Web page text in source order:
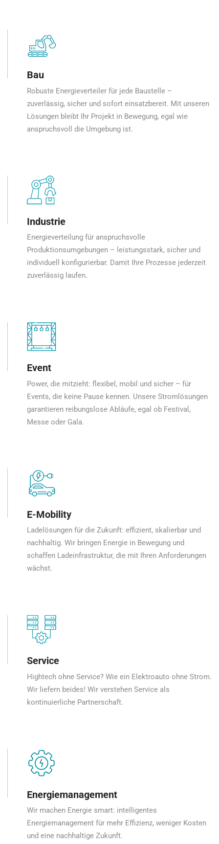
Bau
Robuste Energieverteiler für jede Baustelle –
zuverlässig, sicher und sofort einsatzbereit. Mit unseren
Lösungen bleibt Ihr Projekt in Bewegung, egal wie
anspruchsvoll die Umgebung ist.
Industrie
Energieverteilung für anspruchsvolle
Produktionsumgebungen – leistungsstark, sicher und
individuell konfigurierbar. Damit Ihre Prozesse jederzeit
zuverlässig laufen.
Event
Power, die mitzieht: flexibel, mobil und sicher – für
Events, die keine Pause kennen. Unsere Stromlösungen
garantieren reibungslose Abläufe, egal ob Festival,
Messe oder Gala.
E-Mobility
Ladelösungen für die Zukunft: effizient, skalierbar und
nachhaltig. Wir bringen Energie in Bewegung und
schaffen Ladeinfrastruktur, die mit Ihren Anforderungen
wächst.
Service
Hightech ohne Service? Wie ein Elektroauto ohne Strom.
Wir liefern beides! Wir verstehen Service als
kontinuierliche Partnerschaft.
Energiemanagement
Wir machen Energie smart: intelligentes
Energiemanagement für mehr Effizienz, weniger Kosten
und eine nachhaltige Zukunft.